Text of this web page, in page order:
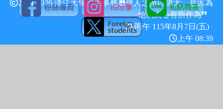
2024-2026 淡江大學學生事務處偉人之所以偉大，是因為
他們決心有所作為
丙午 115年8月7日(五)
上午 08:39